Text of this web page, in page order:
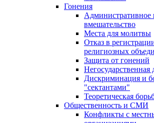
Гонения
Административное
вмешательство
Места для молитвы
Отказ в
религиозных
Защита от гонений
Дискриминация и
"сектантами"
Теоретическая
Общественность и СМИ
Конфликты с